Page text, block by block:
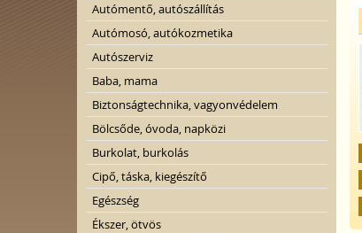
Autómentő, autószállítás
Autómosó, autókozmetika
Autószerviz
Baba, mama
Biztonságtechnika, vagyonvédelem
Bölcsőde, óvoda, napközi
Burkolat, burkolás
Cipő, táska, kiegészítő
Egészség
Ékszer, ötvös